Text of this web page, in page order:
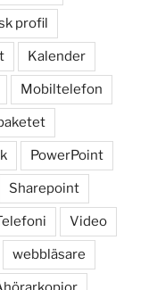
profil
Kalender
Mobiltelefon
PowerPoint
Sharepoint
Video
webbläsare